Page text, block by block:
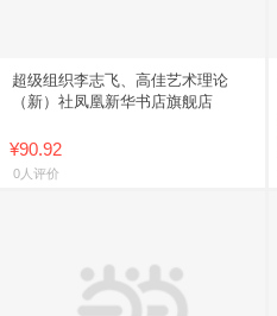
超级组织李志飞、高佳艺术理论
（新）社凤凰新华书店旗舰店
¥90.92
0人评价